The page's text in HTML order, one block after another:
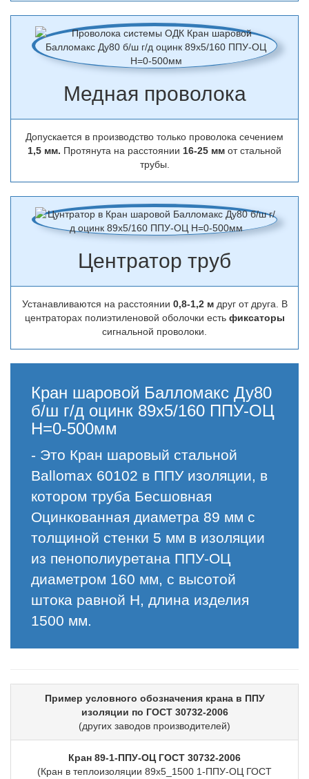
Медная проволока
Допускается в производство только проволока сечением
1,5 мм. Протянута на расстоянии 16-25 мм от стальной
трубы.
Центратор труб
Устанавливаются на расстоянии 0,8-1,2 м друг от друга. В
центраторах полиэтиленовой оболочки есть фиксаторы
сигнальной проволоки.
Кран шаровой Балломакс Ду80
б/ш г/д оцинк 89х5/160 ППУ-ОЦ
H=0-500мм
- Это Кран шаровый стальной
Ballomax 60102 в ППУ изоляции, в
котором труба Бесшовная
Оцинкованная диаметра 89 мм с
толщиной стенки 5 мм в изоляции
из пенополиуретана ППУ-ОЦ
диаметром 160 мм, с высотой
штока равной H, длина изделия
1500 мм.
Пример условного обозначения крана в ППУ
изоляции по ГОСТ 30732-2006
(других заводов производителей)
Кран 89-1-ППУ-ОЦ ГОСТ 30732-2006
(Кран в теплоизоляции 89х5_1500 1-ППУ-ОЦ ГОСТ